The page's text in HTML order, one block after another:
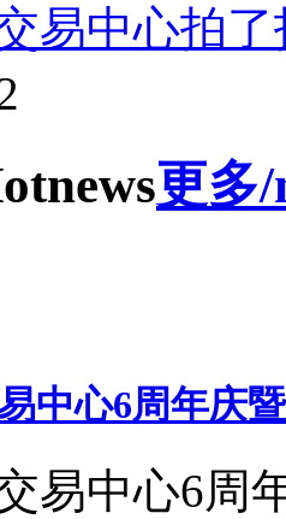
易中心拍
news更多
中心6周年庆
易中心6周